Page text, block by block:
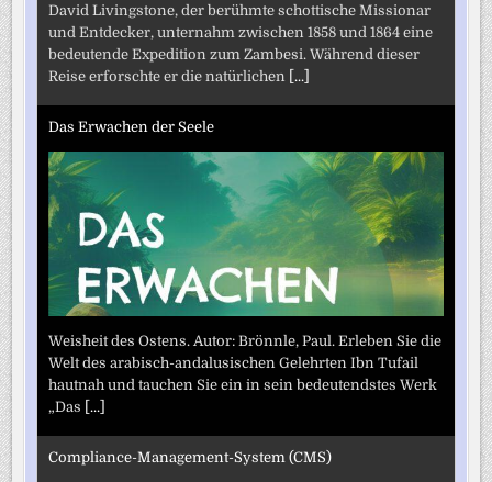
David Livingstone, der berühmte schottische Missionar
und Entdecker, unternahm zwischen 1858 und 1864 eine
bedeutende Expedition zum Zambesi. Während dieser
Reise erforschte er die natürlichen [...]
Das Erwachen der Seele
Weisheit des Ostens. Autor: Brönnle, Paul. Erleben Sie die
Welt des arabisch-andalusischen Gelehrten Ibn Tufail
hautnah und tauchen Sie ein in sein bedeutendstes Werk
„Das [...]
Compliance-Management-System (CMS)